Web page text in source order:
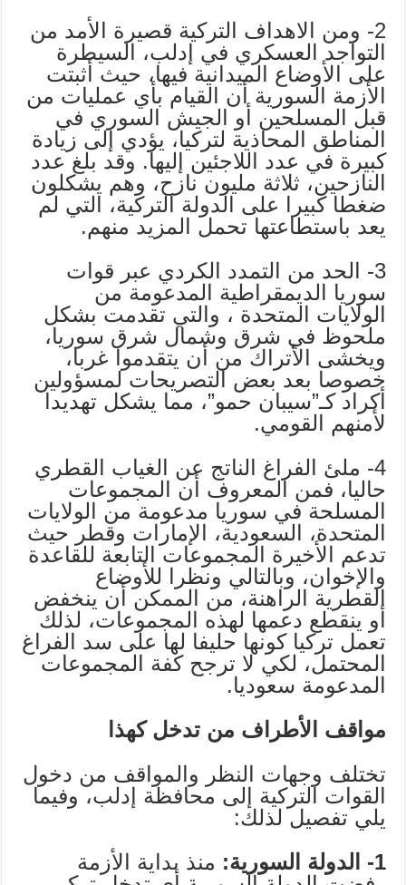
2- ومن الاهداف التركية قصيرة الأمد من
التواجد العسكري في إدلب، السيطرة
على الأوضاع الميدانية فيها، حيث أثبتت
الأزمة السورية أن القيام بأي عمليات من
قبل المسلحين أو الجيش السوري في
المناطق المحاذية لتركيا، يؤدي إلى زيادة
كبيرة في عدد اللاجئين إليها. وقد بلغ عدد
النازحين، ثلاثة مليون نازح، وهم يشكلون
ضغطا كبيرا على الدولة التركية، التي لم
يعد باستطاعتها تحمل المزيد منهم.
3- الحد من التمدد الكردي عبر قوات
سوريا الديمقراطية المدعومة من
الولايات المتحدة ، والتي تقدمت بشكل
ملحوظ في شرق وشمال شرق سوريا،
ويخشى الأتراك من أن يتقدموا غربا،
خصوصا بعد بعض التصريحات لمسؤولين
أكراد كـ”سيبان حمو”، مما يشكل تهديدا
لأمنهم القومي.
4- ملئ الفراغ الناتج عن الغياب القطري
حاليا، فمن المعروف أن المجموعات
المسلحة في سوريا مدعومة من الولايات
المتحدة، السعودية، الإمارات وقطر حيث
تدعم الأخيرة المجموعات التابعة للقاعدة
والإخوان، وبالتالي ونظرا للأوضاع
القطرية الراهنة، من الممكن أن ينخفض
أو ينقطع دعمها لهذه المجموعات، لذلك
تعمل تركيا كونها حليفا لها على سد الفراغ
المحتمل، لكي لا ترجح كفة المجموعات
المدعومة سعوديا.
مواقف الأطراف من تدخل كهذا
تختلف وجهات النظر والمواقف من دخول
القوات التركية إلى محافظة إدلب، وفيما
يلي تفصيل لذلك:
1- الدولة السورية:
منذ بداية الأزمة